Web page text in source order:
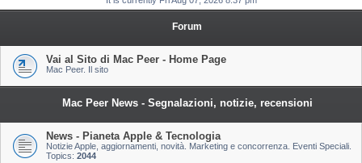
a
Forum
Vai al Sito di Mac Peer - Home Page
Mac Peer. Il sito
Mac Peer News - Segnalazioni, notizie, recensioni
News - Pianeta Apple & Tecnologia
Notizie Apple, aggiornamenti, novità. Marketing e concorrenza. Eventi Speciali.
Topics: 2044